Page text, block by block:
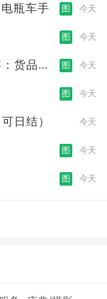
瓶车手 图 今天
图 今天
货品分
图 今天
图 今天
日结） 今天
图 今天
图 今天